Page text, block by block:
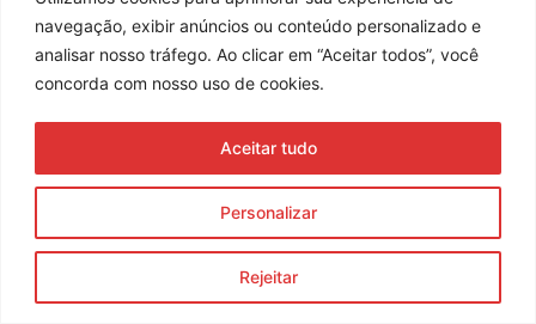
navegação, exibir anúncios ou conteúdo personalizado e
analisar nosso tráfego. Ao clicar em “Aceitar todos”, você
concorda com nosso uso de cookies.
Personalizar
Rejeitar
Aceitar tudo
© 2023 Morente Forte. Todos os direitos reservados
Política de Privacidade e Termos de Uso